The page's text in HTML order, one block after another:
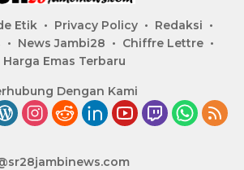
Etik Privacy Policy
Redaksi
News Jambi28
Chiffre Lettre
Harga Emas Terbaru
Dengan Kami